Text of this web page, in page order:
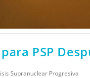
PSP
Supranuclear Progresiva